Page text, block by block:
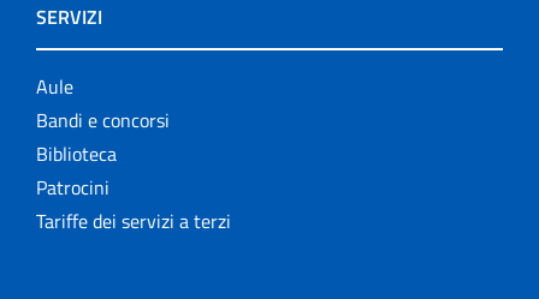
SERVIZI
Aule
Bandi e concorsi
Biblioteca
Patrocini
Tariffe dei servizi a terzi